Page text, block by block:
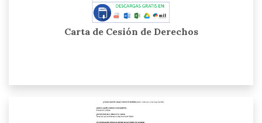
Carta de Cesión de Derechos